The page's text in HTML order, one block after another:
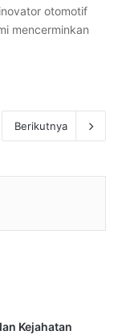
otomotif
mencerminkan
Berikutnya
Kejahatan